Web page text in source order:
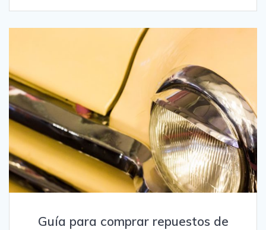
Guía para comprar repuestos de